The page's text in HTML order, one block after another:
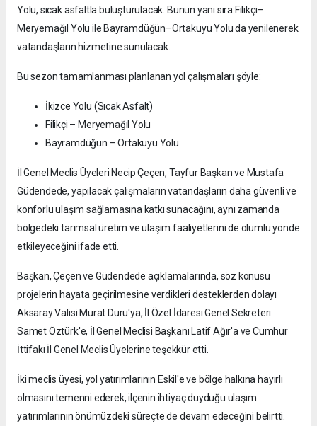
Yolu, sıcak asfaltla buluşturulacak. Bunun yanı sıra Filikçi–
Meryemağıl Yolu ile Bayramdüğün–Ortakuyu Yolu da yenilenerek
vatandaşların hizmetine sunulacak.
Bu sezon tamamlanması planlanan yol çalışmaları şöyle:
İkizce Yolu (Sıcak Asfalt)
Filikçi – Meryemağıl Yolu
Bayramdüğün – Ortakuyu Yolu
İl Genel Meclis Üyeleri Necip Çeçen, Tayfur Başkan ve Mustafa
Güdendede, yapılacak çalışmaların vatandaşların daha güvenli ve
konforlu ulaşım sağlamasına katkı sunacağını, aynı zamanda
bölgedeki tarımsal üretim ve ulaşım faaliyetlerini de olumlu yönde
etkileyeceğini ifade etti.
Başkan, Çeçen ve Güdendede açıklamalarında, söz konusu
projelerin hayata geçirilmesine verdikleri desteklerden dolayı
Aksaray Valisi Murat Duru'ya, İl Özel İdaresi Genel Sekreteri
Samet Öztürk'e, İl Genel Meclisi Başkanı Latif Ağır'a ve Cumhur
İttifakı İl Genel Meclis Üyelerine teşekkür etti.
İki meclis üyesi, yol yatırımlarının Eskil'e ve bölge halkına hayırlı
olmasını temenni ederek, ilçenin ihtiyaç duyduğu ulaşım
yatırımlarının önümüzdeki süreçte de devam edeceğini belirtti.